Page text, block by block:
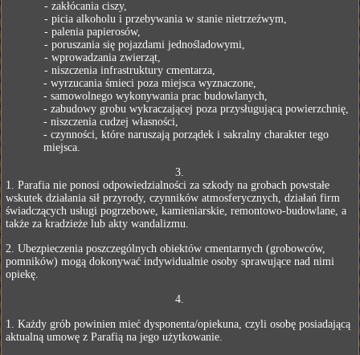
- zakłócania ciszy,
- picia alkoholu i przebywania w stanie nietrzeźwym,
- palenia papierosów,
- poruszania się pojazdami jednośladowymi,
- wprowadzania zwierząt,
- niszczenia infrastruktury cmentarza,
- wyrzucania śmieci poza miejsca wyznaczone,
- samowolnego wykonywania prac budowlanych,
- zabudowy grobu wykraczającej poza przysługującą powierzchnię,
- niszczenia cudzej własności,
- czynności, które naruszają porządek i sakralny charakter tego
miejsca.
3.
1. Parafia nie ponosi odpowiedzialności za szkody na grobach powstałe
wskutek działania sił przyrody, czynników atmosferycznych, działań firm
świadczących usługi pogrzebowe, kamieniarskie, remontowo-budowlane, a
także za kradzieże lub akty wandalizmu.
2. Ubezpieczenia poszczególnych obiektów cmentarnych (grobowców,
pomników) mogą dokonywać indywidualnie osoby sprawujące nad nimi
opiekę.
4.
1. Każdy grób powinien mieć dysponenta/opiekuna, czyli osobę posiadającą
aktualną umowę z Parafią na jego użytkowanie.